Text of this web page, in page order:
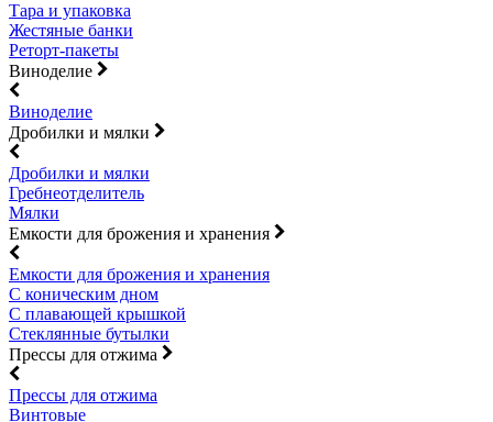
Тара и упаковка
Жестяные банки
Реторт-пакеты
Виноделие
Виноделие
Дробилки и мялки
Дробилки и мялки
Гребнеотделитель
Мялки
Емкости для брожения и хранения
Емкости для брожения и хранения
С коническим дном
С плавающей крышкой
Стеклянные бутылки
Прессы для отжима
Прессы для отжима
Винтовые